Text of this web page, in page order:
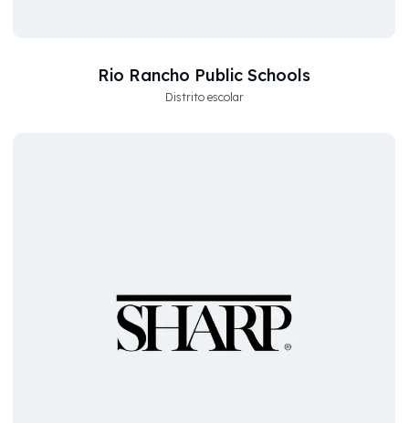
Rio Rancho Public Schools
Distrito escolar